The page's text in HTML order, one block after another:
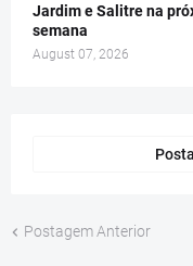
Jardim e Salitre na
semana
August 07, 2026
Postagem Anterior